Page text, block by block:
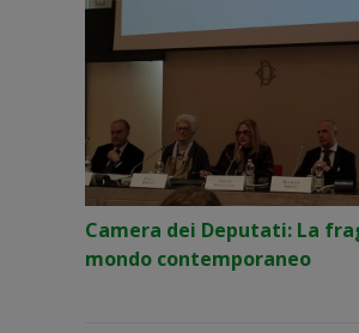
Camera dei Deputati: La
mondo contemporaneo